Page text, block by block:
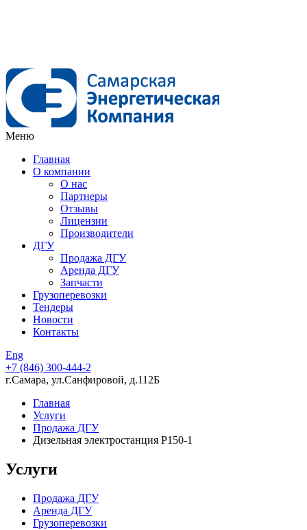
Меню
Главная
О компании
О нас
Партнеры
Отзывы
Лицензии
Производители
ДГУ
Продажа ДГУ
Аренда ДГУ
Запчасти
Грузоперевозки
Тендеры
Новости
Контакты
Eng
+7 (846) 300-444-2
г.Самара, ул.Санфировой, д.112Б
Главная
Услуги
Продажа ДГУ
Дизельная электростанция P150-1
Услуги
Продажа ДГУ
Аренда ДГУ
Грузоперевозки